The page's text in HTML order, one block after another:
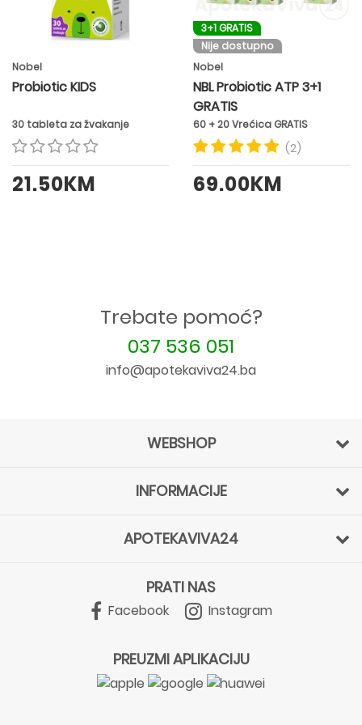
Nobel
Probiotic KIDS
30 tableta za žvakanje
21.50KM
3+1 GRATIS
Nije dostupno
Nobel
NBL Probiotic ATP 3+1
GRATIS
60 + 20 Vrećica GRATIS
(2)
69.00KM
Trebate pomoć?
037 536 051
info@apotekaviva24.ba
WEBSHOP
INFORMACIJE
APOTEKAVIVA24
PRATI NAS
Facebook Instagram
PREUZMI APLIKACIJU